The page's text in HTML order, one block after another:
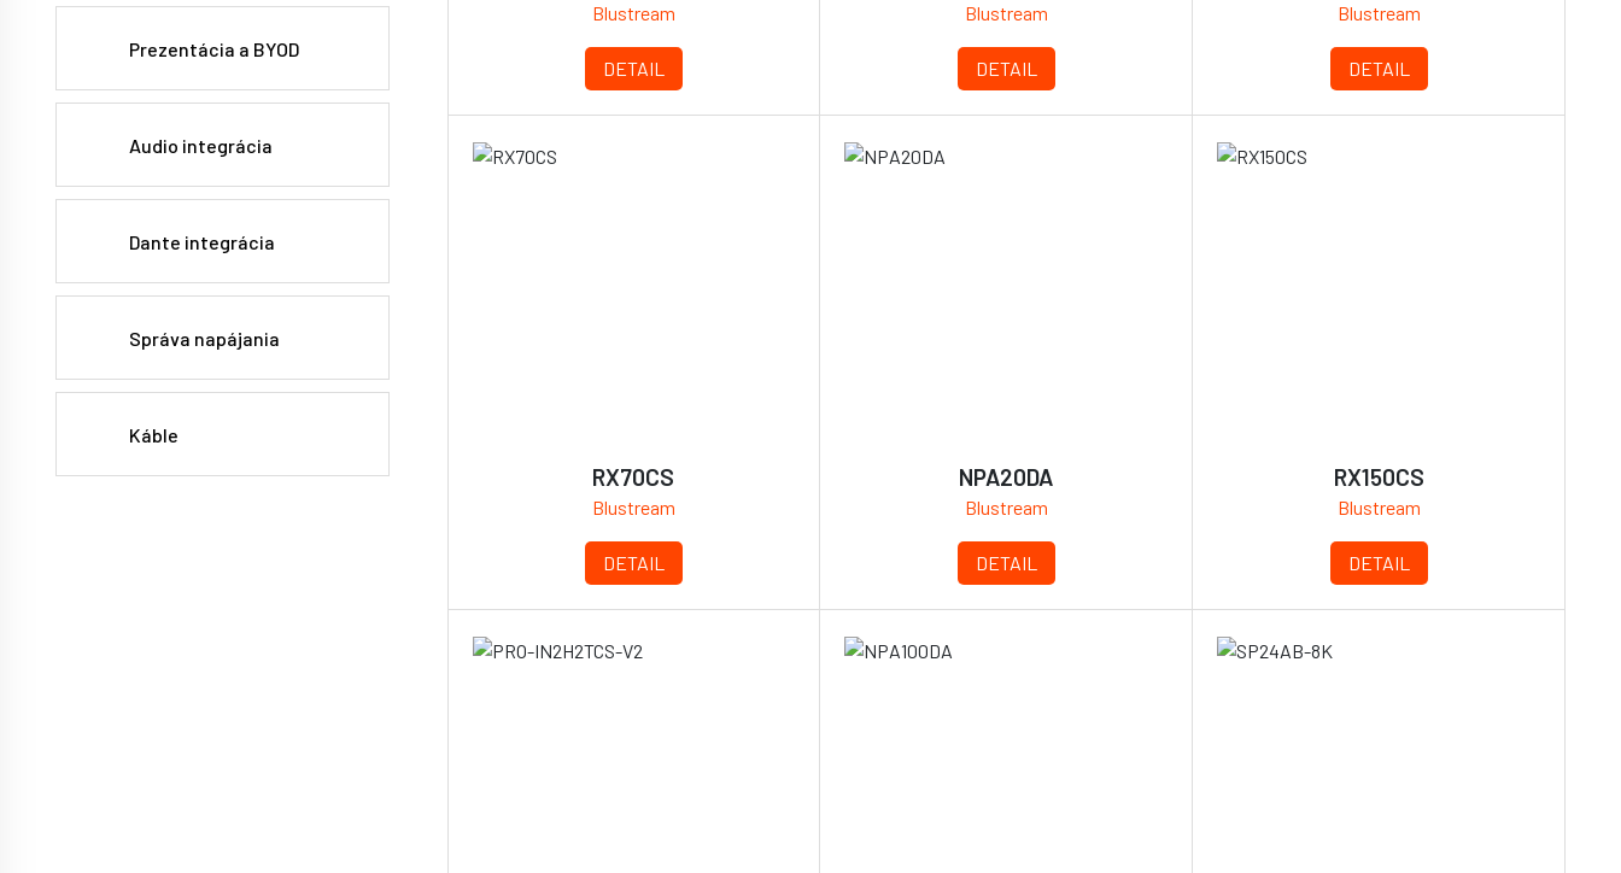
Prezentácia a BYOD
Audio integrácia
Dante integrácia
Správa napájania
Káble
Blustream
DETAIL
Blustream
DETAIL
Blustream
DETAIL
RX70CS
Blustream
DETAIL
NPA20DA
Blustream
DETAIL
RX150CS
Blustream
DETAIL